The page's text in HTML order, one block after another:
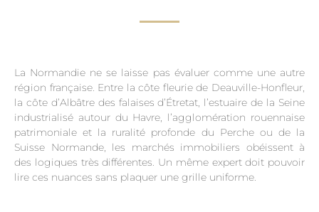
La Normandie ne se laisse pas évaluer comme une autre
région française. Entre la côte fleurie de Deauville-Honfleur,
la côte d’Albâtre des falaises d’Étretat, l’estuaire de la Seine
industrialisé autour du Havre, l’agglomération rouennaise
patrimoniale et la ruralité profonde du Perche ou de la
Suisse Normande, les marchés immobiliers obéissent à
des logiques très différentes. Un même expert doit pouvoir
lire ces nuances sans plaquer une grille uniforme.